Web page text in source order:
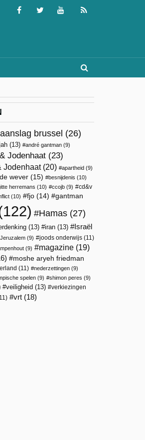
aanslag brussel (26)
(13) andré gantman (9)
Jodenhaat (23)
Jodenhaat(20) apartheid (9)
wever (15) besnijdenis (10)
herremans (10) ccojb (9)
cd&v
(10) fjo (14) gantman
Hamas (27)
(13) iran (13)
Israël
Jeruzalem (9) joods onderwijs (11)
(9) magazine (19)
moshe aryeh friedman
(11) nederzettingen (9)
spelen (9) shimon peres (9)
veiligheid (13)
verkiezingen
vrt (18)